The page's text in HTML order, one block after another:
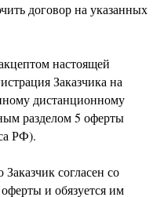
договор на указанных
настоящей
Заказчика на
дистанционному
разделом 5 оферты
РФ).
согласен со
и обязуется им